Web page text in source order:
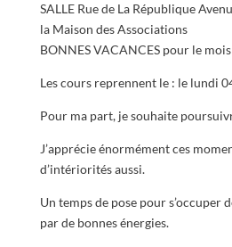
SALLE Rue de La République
la Maison des Associations
BONNES VACANCES pour le mois
Les cours reprennent le : le lundi
Pour ma part, je souhaite
J’apprécie énormément ces
d’intériorités aussi.
Un temps de pose pour s’occuper
par de bonnes énergies.